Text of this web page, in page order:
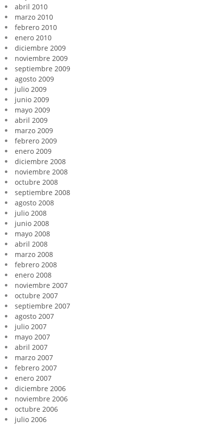
abril 2010
marzo 2010
febrero 2010
enero 2010
diciembre 2009
noviembre 2009
septiembre 2009
agosto 2009
julio 2009
junio 2009
mayo 2009
abril 2009
marzo 2009
febrero 2009
enero 2009
diciembre 2008
noviembre 2008
octubre 2008
septiembre 2008
agosto 2008
julio 2008
junio 2008
mayo 2008
abril 2008
marzo 2008
febrero 2008
enero 2008
noviembre 2007
octubre 2007
septiembre 2007
agosto 2007
julio 2007
mayo 2007
abril 2007
marzo 2007
febrero 2007
enero 2007
diciembre 2006
noviembre 2006
octubre 2006
julio 2006